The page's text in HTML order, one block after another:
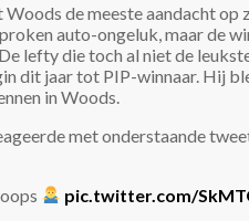
de meeste aandacht op
auto-ongeluk, maar de
lefty die toch al niet de
dit jaar tot PIP-winnaar. Hij
in Woods.
met onderstaande
pic.twitter.com/